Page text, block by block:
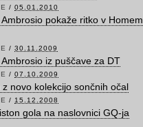
/ 05.01.2010
pokaže ritko v Homem
/ 30.11.2009
iz puščave za DT
/ 07.10.2009
z novo kolekcijo sončnih očal
/ 15.12.2008
gola na naslovnici GQ-ja